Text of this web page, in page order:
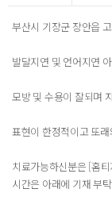
부산시 기장군 장안읍
발달지연 및 언어지연
모방 및 수용이 잘되며
표현이 한정적이고 또
치료가능하신분은 [홈
시간은 아래에 기재 부